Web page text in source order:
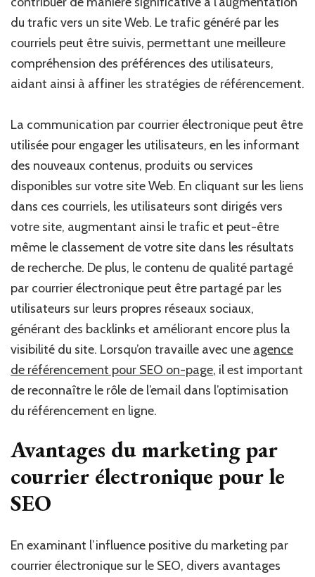
du trafic vers un site Web. Le trafic généré par les
courriels peut être suivis, permettant une meilleure
compréhension des préférences des utilisateurs,
aidant ainsi à affiner les stratégies de référencement.
La communication par courrier électronique peut être
utilisée pour engager les utilisateurs, en les informant
des nouveaux contenus, produits ou services
disponibles sur votre site Web. En cliquant sur les liens
dans ces courriels, les utilisateurs sont dirigés vers
votre site, augmentant ainsi le trafic et peut-être
même le classement de votre site dans les résultats
de recherche. De plus, le contenu de qualité partagé
par courrier électronique peut être partagé par les
utilisateurs sur leurs propres réseaux sociaux,
générant des backlinks et améliorant encore plus la
visibilité du site. Lorsqu’on travaille avec une agence
de référencement pour SEO on-page, il est important
de reconnaître le rôle de l’email dans l’optimisation
du référencement en ligne.
Avantages du marketing par
courrier électronique pour le
SEO
En examinant l’influence positive du marketing par
courrier électronique sur le SEO, divers avantages